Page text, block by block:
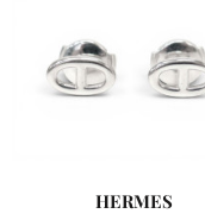
HERMES